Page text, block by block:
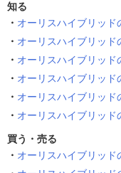
知る
オーリスハイブリッド
オーリスハイブリッド
オーリスハイブリッド
オーリスハイブリッド
オーリスハイブリッド
オーリスハイブリッド
買う・売る
オーリスハイブリッド